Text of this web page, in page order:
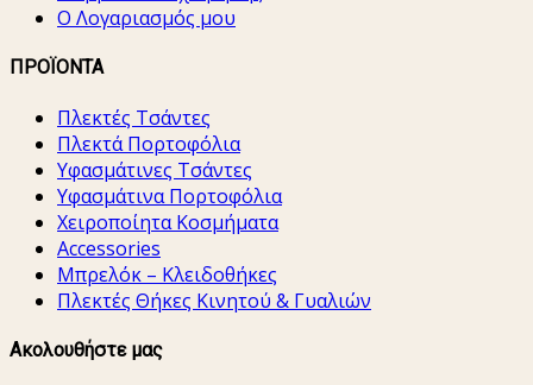
Ο Λογαριασμός μου
ΠΡΟΪΟΝΤΑ
Πλεκτές Τσάντες
Πλεκτά Πορτοφόλια
Υφασμάτινες Τσάντες
Υφασμάτινα Πορτοφόλια
Χειροποίητα Κοσμήματα
Accessories
Μπρελόκ – Κλειδοθήκες
Πλεκτές Θήκες Κινητού & Γυαλιών
Ακολουθήστε μας